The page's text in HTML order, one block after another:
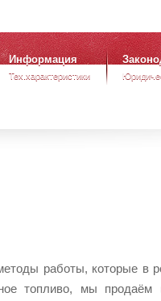
Информация
Тех.характеристики
работы, которые в
топливо, мы продаём